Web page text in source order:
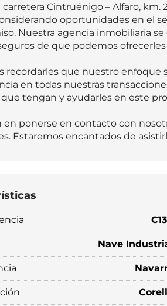
carretera Cintruénigo – Alfaro, km.
oportunidades en el
Nuestra agencia inmobiliaria
de que podemos
recordarles que nuestro enfoque
en todas nuestras
tengan y ayudarles en este
en ponerse en contacto con
Estaremos encantados de
Nave